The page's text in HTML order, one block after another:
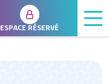
ESPACE RÉSERVÉ